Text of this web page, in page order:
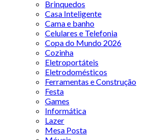
Brinquedos
Casa Inteligente
Cama e banho
Celulares e Telefonia
Copa do Mundo 2026
Cozinha
Eletroportáteis
Eletrodomésticos
Ferramentas e Construção
Festa
Games
Informática
Lazer
Mesa Posta